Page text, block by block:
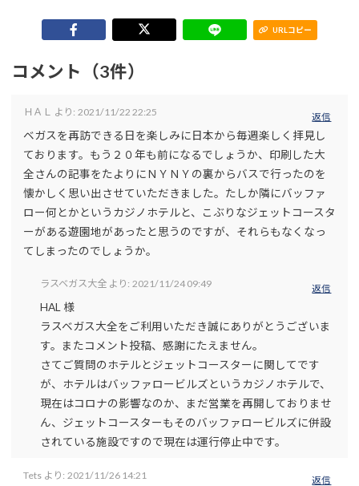
URLコピー
コメント（3件）
ＨＡＬ より: 2021/11/22 22:25
ベガスを再訪できる日を楽しみに日本から毎週楽しく拝見し
ております。もう２０年も前になるでしょうか、印刷した大
全さんの記事をたよりにＮＹＮＹの裏からバスで行ったのを
懐かしく思い出させていただきました。たしか隣にバッファ
ロー何とかというカジノホテルと、こぶりなジェットコースタ
ーがある遊園地があったと思うのですが、それらもなくなっ
てしまったのでしょうか。
返信
ラスベガス大全 より: 2021/11/24 09:49
HAL 様
ラスベガス大全をご利用いただき誠にありがとうございま
す。またコメント投稿、感謝にたえません。
さてご質問のホテルとジェットコースターに関してです
が、ホテルはバッファロービルズというカジノホテルで、
現在はコロナの影響なのか、まだ営業を再開しておりませ
ん、ジェットコースターもそのバッファロービルズに併設
されている施設ですので現在は運行停止中です。
返信
Tets より: 2021/11/26 14:21 返信